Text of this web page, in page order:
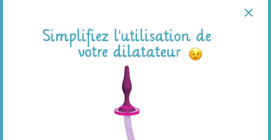
(chimiothérapie, radiothérapie, chirurgie) pour un
cancer de l'anus, du côlon, de l'ovaire, de l'utérus,
du col de l'utérus, de la vulve.
Douleurs pelviennes, spasmes musculaires
anaux et hyperactivité pelvienne sévère
Nous recommandons toujours de travailler avec un
kinésithérapeute spécialisé en santé pelvienne pour
fournir des soins individuels.